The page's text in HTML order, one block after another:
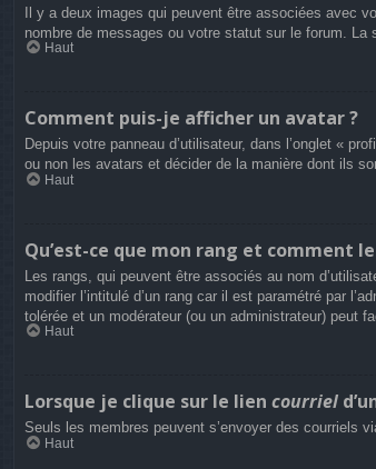
Il y a deux images qui peuvent être associées avec
nombre de messages ou votre statut sur le forum. La
Haut
Comment puis-je afficher un avatar ?
Depuis votre panneau d’utilisateur, dans l’onglet «
ou non les avatars et décider de la manière dont ils
Haut
Qu’est-ce que mon rang et comment
Les rangs, qui peuvent être associés au nom
modifier l’intitulé d’un rang car il est paramétré par
tolérée et un modérateur (ou un administrateur) peut
Haut
Lorsque je clique sur le lien courriel
Seuls les membres peuvent s’envoyer des courriels
Haut